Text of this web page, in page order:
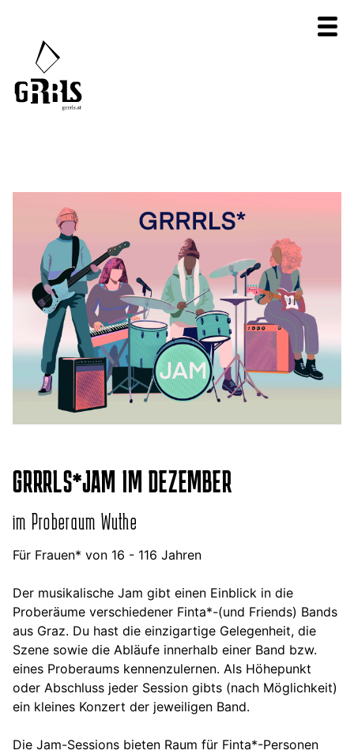
GRRRLS*JAM IM DEZEMBER
im Proberaum Wuthe
Für Frauen* von 16 - 116 Jahren
Der musikalische Jam gibt einen Einblick in die
Proberäume verschiedener Finta*-(und Friends) Bands
aus Graz. Du hast die einzigartige Gelegenheit, die
Szene sowie die Abläufe innerhalb einer Band bzw.
eines Proberaums kennenzulernen. Als Höhepunkt
oder Abschluss jeder Session gibts (nach Möglichkeit)
ein kleines Konzert der jeweiligen Band.
Die Jam-Sessions bieten Raum für Finta*-Personen